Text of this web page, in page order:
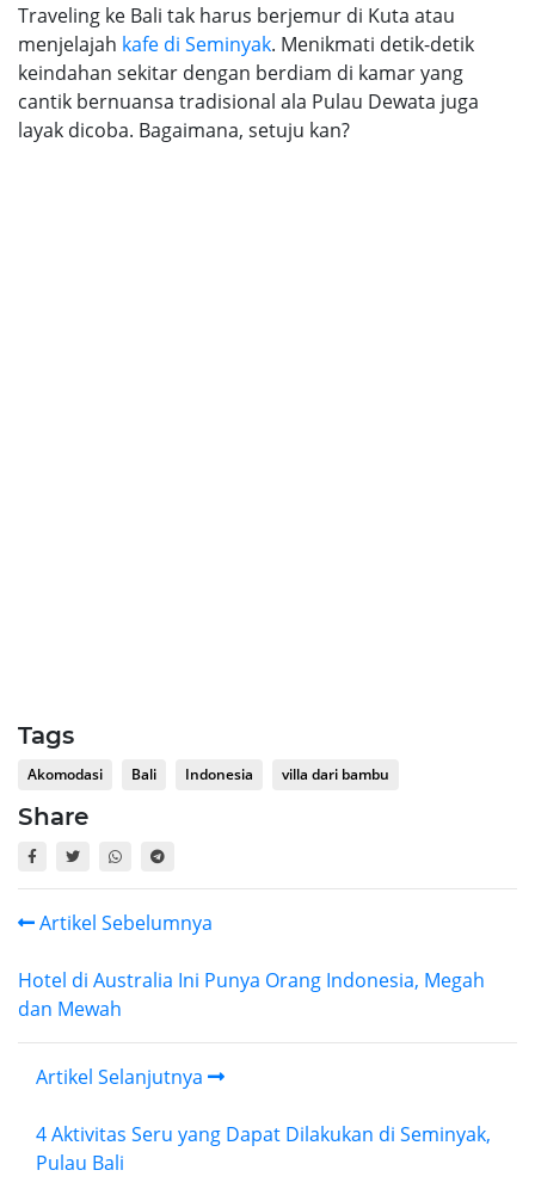
Traveling ke Bali tak harus berjemur di Kuta atau
menjelajah kafe di Seminyak. Menikmati detik-detik
keindahan sekitar dengan berdiam di kamar yang
cantik bernuansa tradisional ala Pulau Dewata juga
layak dicoba. Bagaimana, setuju kan?
Tags
Akomodasi Bali Indonesia villa dari bambu
Share
Artikel Sebelumnya
Hotel di Australia Ini Punya Orang Indonesia, Megah
dan Mewah
Artikel Selanjutnya
4 Aktivitas Seru yang Dapat Dilakukan di Seminyak,
Pulau Bali